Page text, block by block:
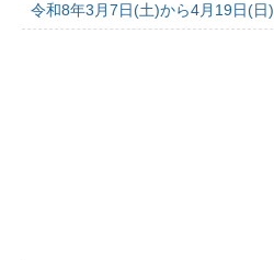
令和8年3月7日(土)から4月19日(日)